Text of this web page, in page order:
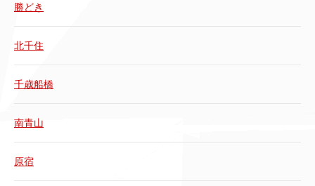
勝どき
北千住
千歳船橋
南青山
原宿